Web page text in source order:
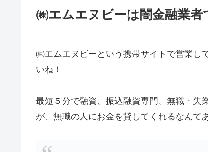
㈱エムエヌビーは闇金融業者
㈱エムエヌビーという携帯サイトで営業し
いね！
最短５分で融資、振込融資専門、無職・失
が、無職の人にお金を貸してくれるなんて